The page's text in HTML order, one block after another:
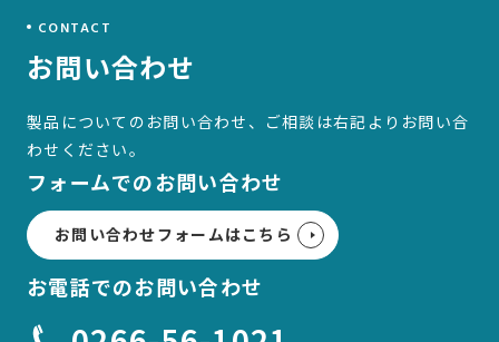
CONTACT
お問い合わせ
製品についてのお問い合わせ、ご相談は右記より お問い合
わせください。
フォームでのお問い合わせ
お問い合わせフォームはこちら
お電話でのお問い合わせ